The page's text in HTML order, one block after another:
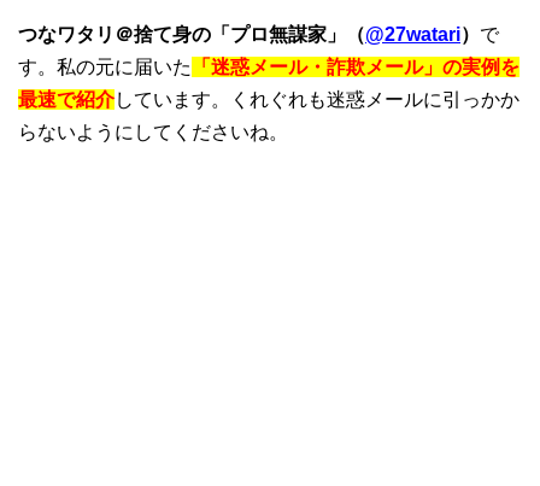
つなワタリ＠捨て身の「プロ無謀家」（@27watari） で
す。私の元に届いた
「迷惑メール・詐欺メール」の実例を
最速で紹介しています。くれぐれも迷惑メールに引っかか
らないようにしてくださいね。